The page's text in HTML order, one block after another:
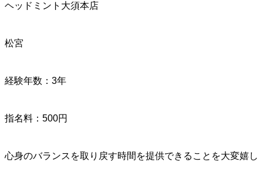
ヘッドミント大須本店
松宮
経験年数：3年
指名料：500円
心身のバランスを取り戻す時間を提供できることを大変嬉し